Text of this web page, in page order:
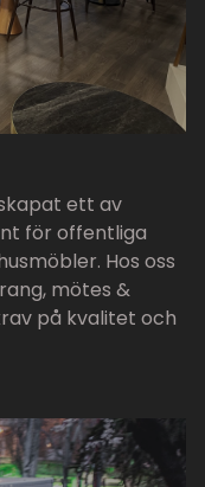
ett av
för offentliga
Hos oss
mötes &
på kvalitet och